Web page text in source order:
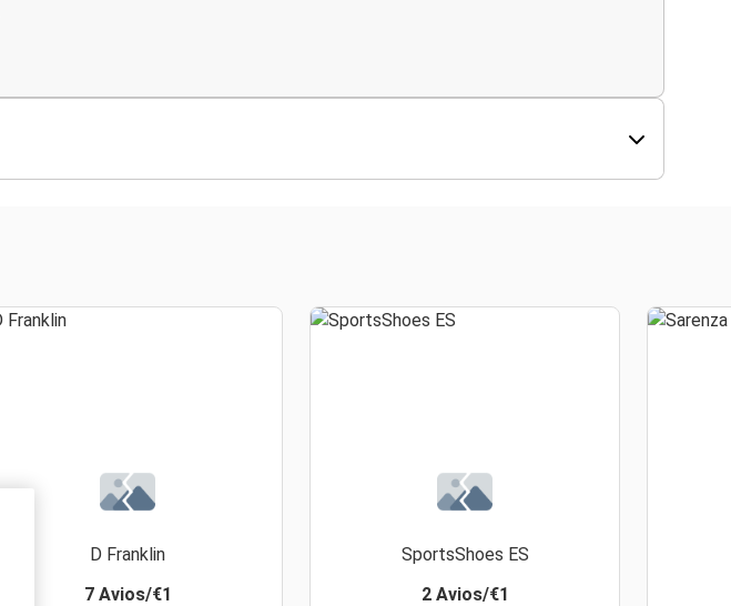
D Franklin
7 Avios/€1
SportsShoes ES
2 Avios/€1